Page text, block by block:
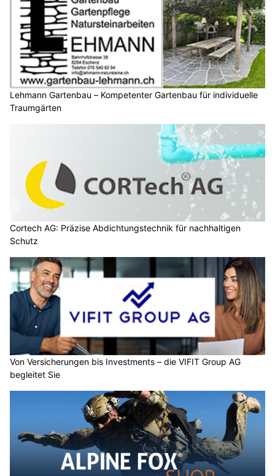
Lehmann Gartenbau – Kompetenter Gartenbau für individuelle
Traumgärten
Cortech AG: Präzise Abdichtungstechnik für nachhaltigen
Schutz
Von Versicherungen bis Investments – die VIFIT Group AG
begleitet Sie